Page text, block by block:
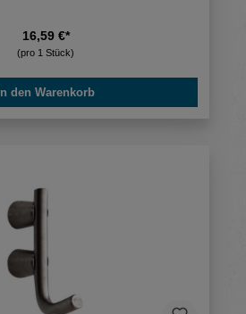
16,59 €*
(pro 1 Stück)
In den Warenkorb